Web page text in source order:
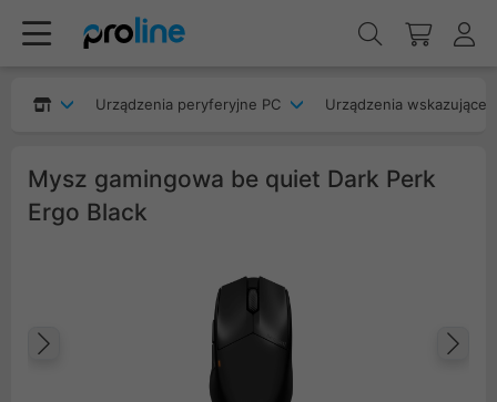
Urządzenia peryferyjne PC Urządzenia wskazujące
Mysz gamingowa be quiet Dark Perk
Ergo Black